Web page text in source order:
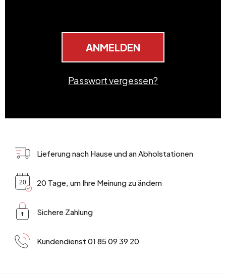
Passwort vergessen?
Lieferung nach Hause und an Abholstationen
20 Tage, um Ihre Meinung zu ändern
Sichere Zahlung
Kundendienst 01 85 09 39 20